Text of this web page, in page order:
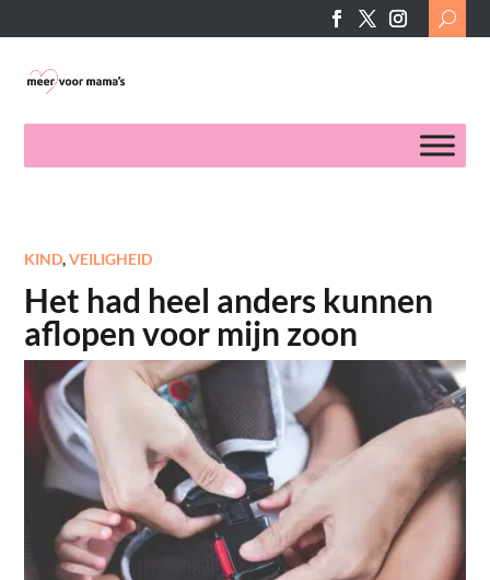
Search
for:
KIND,VEILIGHEID
Het had heel anders kunnen
aflopen voor mijn zoon